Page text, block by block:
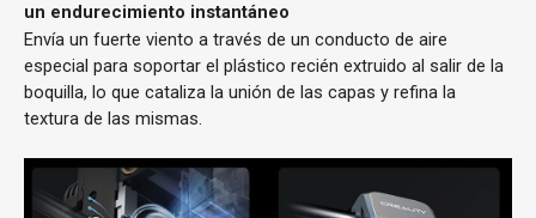
un endurecimiento instantáneo
Envía un fuerte viento a través de un conducto de aire
especial para soportar el plástico recién extruido al salir de la
boquilla, lo que cataliza la unión de las capas y refina la
textura de las mismas.